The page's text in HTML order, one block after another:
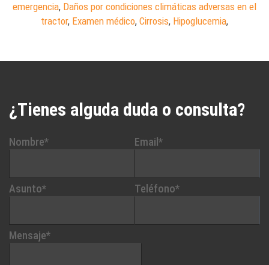
emergencia, Daños por condiciones climáticas adversas en el
tractor, Examen médico, Cirrosis, Hipoglucemia,
¿Tienes alguda duda o consulta?
Nombre*
Asunto*
Email*
Teléfono*
Mensaje*